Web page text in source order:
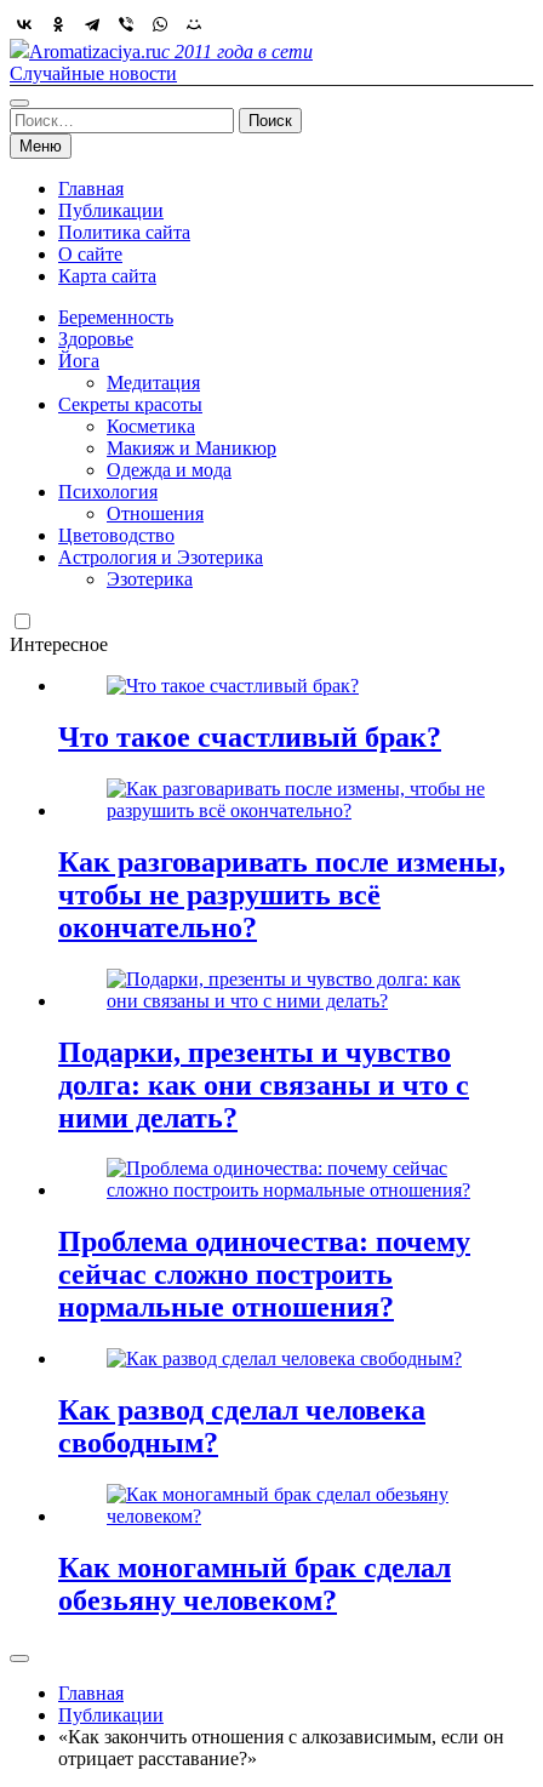
Skip
to
content
Aromatizaciya.ruс 2011 года в сети
Случайные новости
Найти:
Меню
Главная
Публикации
Политика сайта
О сайте
Карта сайта
Беременность
Здоровье
Йога
Медитация
Секреты красоты
Косметика
Макияж и Маникюр
Одежда и мода
Психология
Отношения
Цветоводство
Астрология и Эзотерика
Эзотерика
Интересное
Что такое счастливый брак?
Как разговаривать после измены,
чтобы не разрушить всё
окончательно?
Подарки, презенты и чувство
долга: как они связаны и что с
ними делать?
Проблема одиночества: почему
сейчас сложно построить
нормальные отношения?
Как развод сделал человека
свободным?
Как моногамный брак сделал
обезьяну человеком?
Главная
Публикации
«Как закончить отношения с алкозависимым, если он
отрицает расставание?»